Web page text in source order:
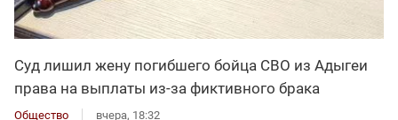
Суд лишил жену погибшего бойца СВО из Адыгеи
права на выплаты из-за фиктивного брака
Общество вчера, 18:32